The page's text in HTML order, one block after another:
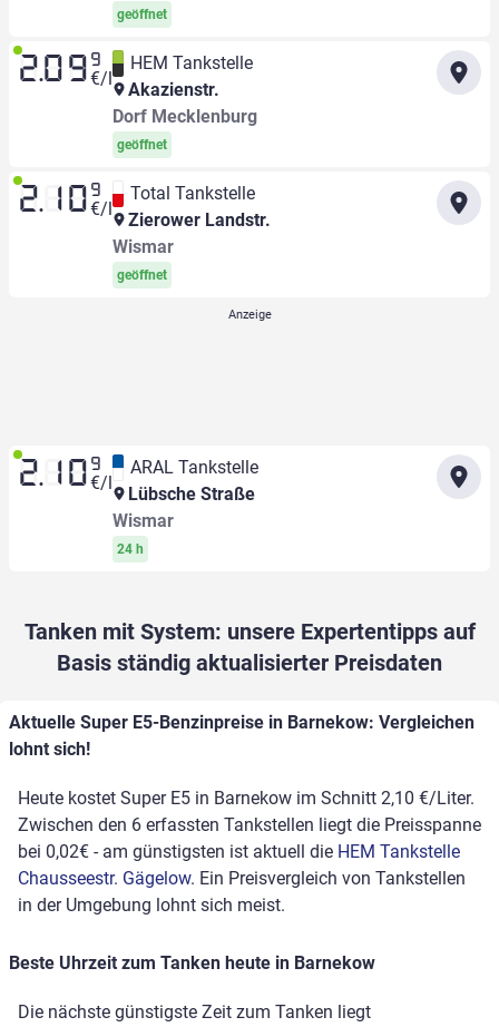
geöffnet
2.09 9
€/l
HEM Tankstelle
Akazienstr.
Dorf Mecklenburg
geöffnet
2.10 9
€/l
Total Tankstelle
Zierower Landstr.
Wismar
geöffnet
2.10 9
€/l
ARAL Tankstelle
Lübsche Straße
Wismar
24 h
Tanken mit System: unsere Expertentipps auf
Basis ständig aktualisierter Preisdaten
Aktuelle Super E5-Benzinpreise in Barnekow: Vergleichen
lohnt sich!
Heute kostet Super E5 in Barnekow im Schnitt 2,10 €/Liter.
Zwischen den 6 erfassten Tankstellen liegt die Preisspanne
bei 0,02€ - am günstigsten ist aktuell die HEM Tankstelle
Chausseestr. Gägelow. Ein Preisvergleich von Tankstellen
in der Umgebung lohnt sich meist.
Beste Uhrzeit zum Tanken heute in Barnekow
Die nächste günstigste Zeit zum Tanken liegt